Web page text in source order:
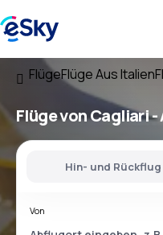
FlügeFlüge Aus Italien
Flügevon Cagliari-
Hin- und Rückflug
Von